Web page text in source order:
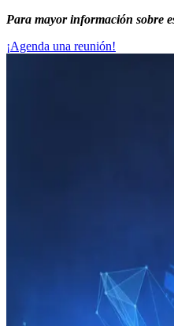
Para mayor información sobre
¡Agenda una reunión!